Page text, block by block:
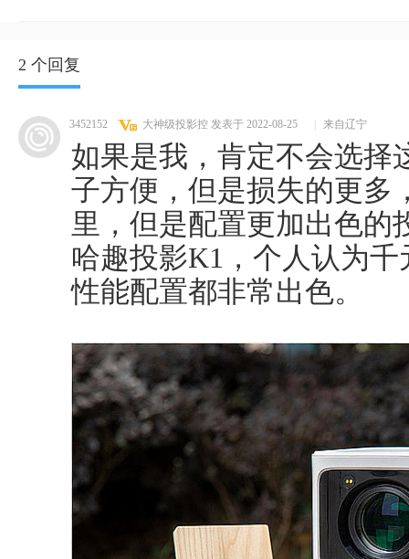
2 个回复
3452152 大神级投影控 发表于 2022-08-25 来自辽宁
如果是我，肯定不会选择
子方便，但是损失的更多
里，但是配置更加出色的
哈趣投影K1，个人认为
性能配置都非常出色。